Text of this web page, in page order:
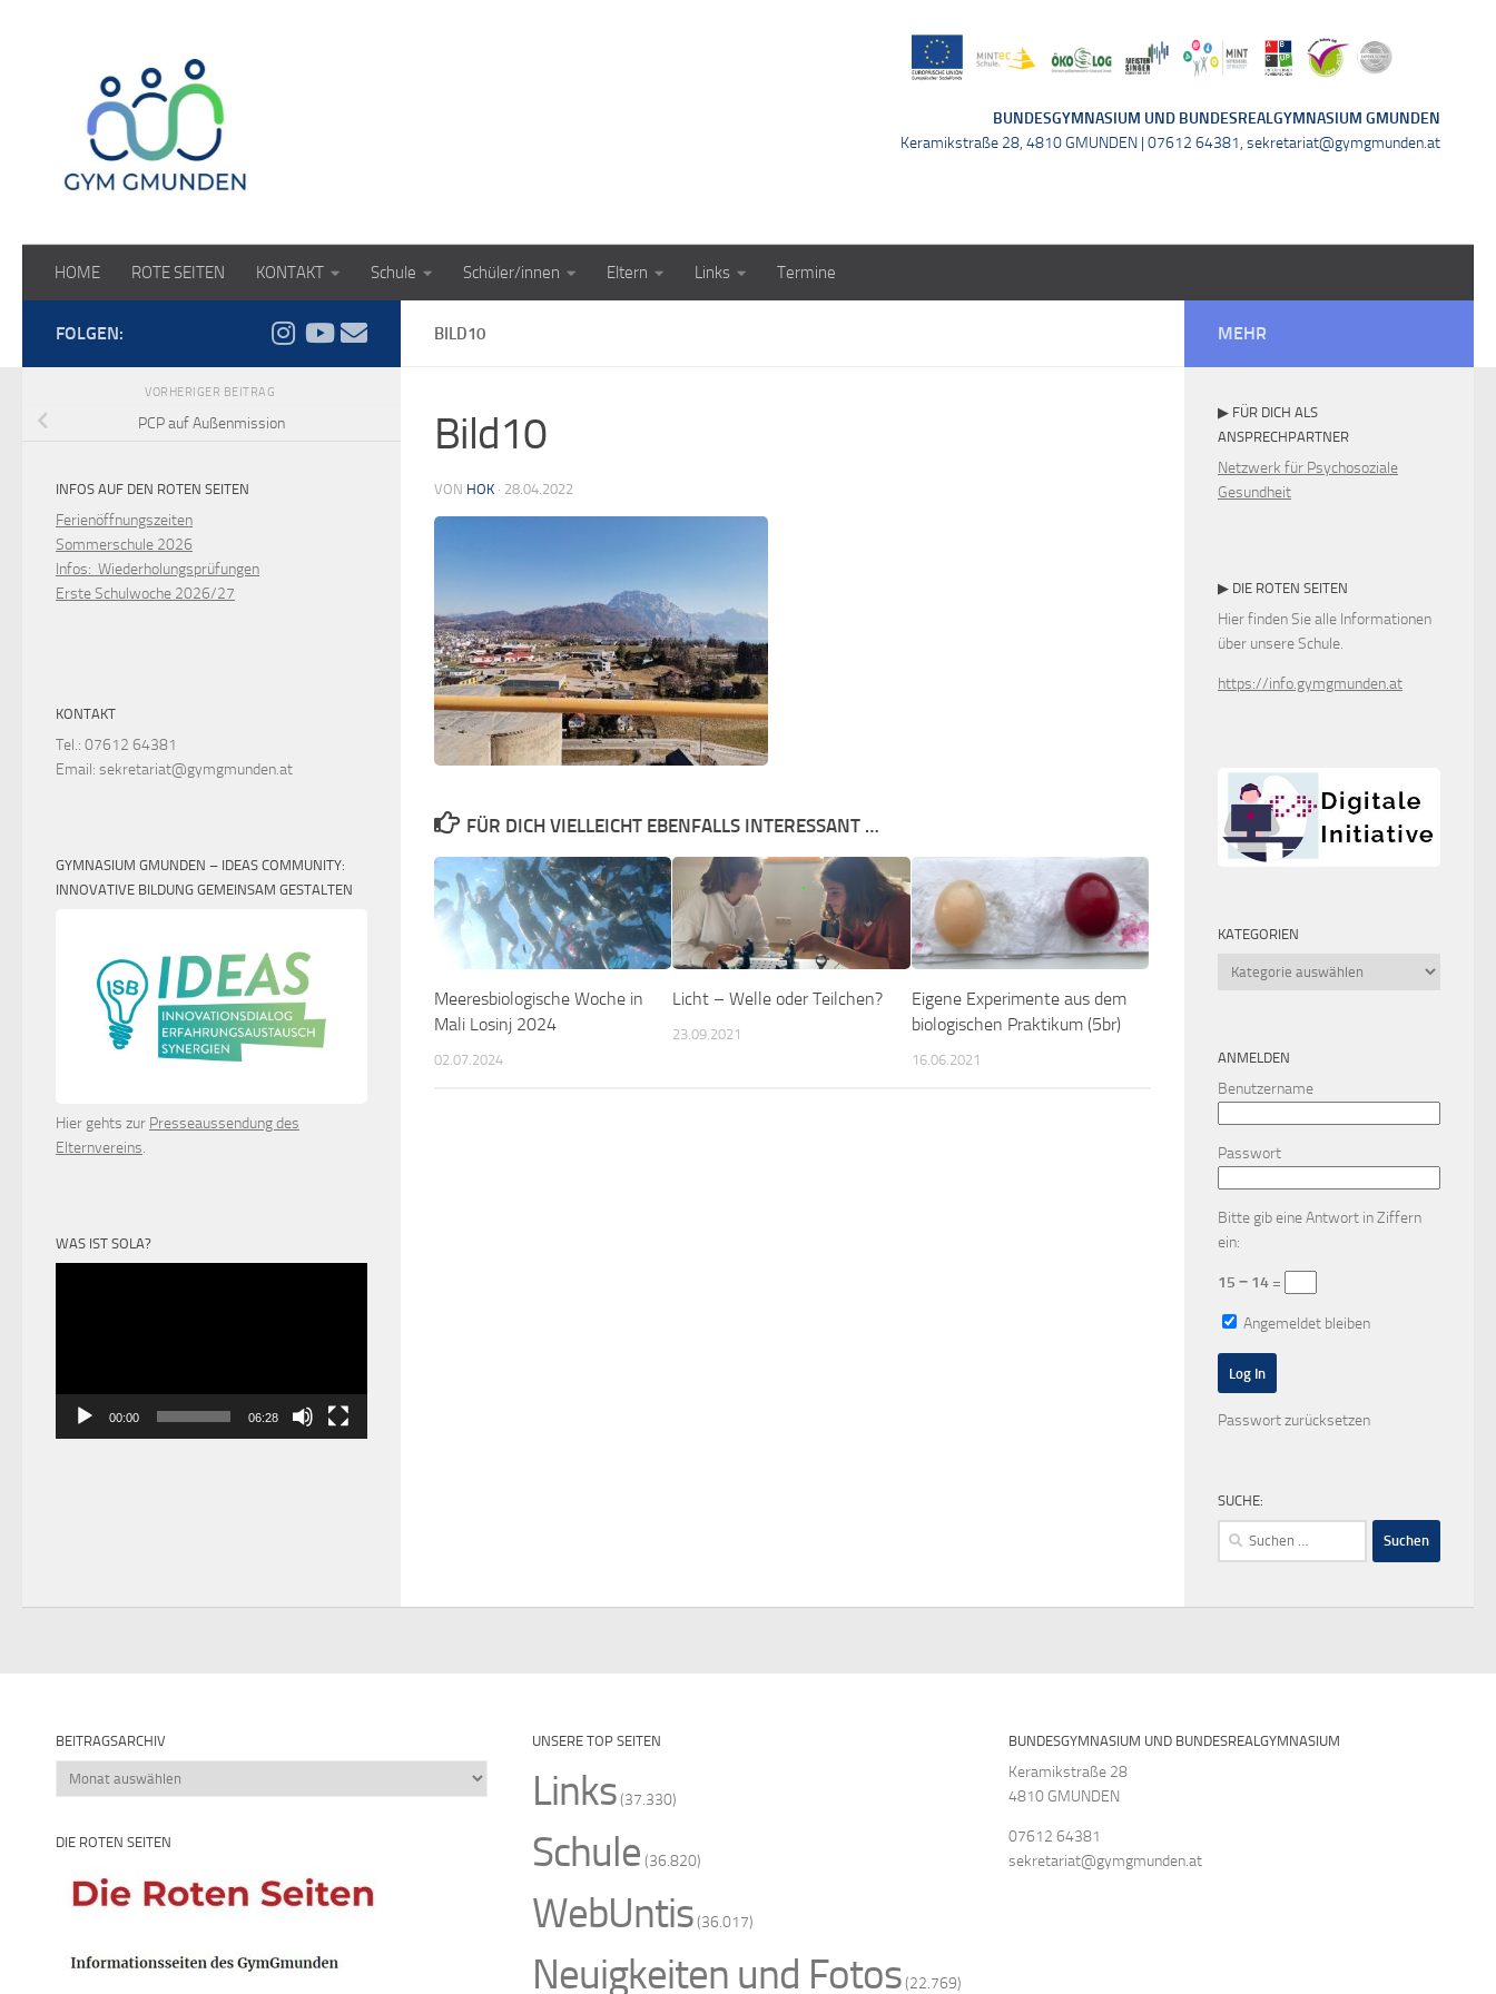
BUNDESGYMNASIUM UND BUNDESREALGYMNASIUM GMUNDEN
Keramikstraße 28, 4810 GMUNDEN | 07612 64381, sekretariat@gymgmunden.at
HOME ROTE SEITEN KONTAKT Schule Schüler/innen Eltern Links Termine
BILD10
Bild10
VON HOK · 28.04.2022
FÜR DICH VIELLEICHT EBENFALLS INTERESSANT …
Meeresbiologische Woche in
Mali Losinj 2024
02.07.2024
Licht – Welle oder Teilchen?
23.09.2021
Eigene Experimente aus dem
biologischen Praktikum (5br)
16.06.2021
FOLGEN:
VORHERIGER BEITRAG
PCP auf Außenmission
INFOS AUF DEN ROTEN SEITEN
Ferienöffnungszeiten
Sommerschule 2026
Infos: Wiederholungsprüfungen
Erste Schulwoche 2026/27
KONTAKT
Tel.: 07612 64381
Email: sekretariat@gymgmunden.at
GYMNASIUM GMUNDEN – IDEAS COMMUNITY:
INNOVATIVE BILDUNG GEMEINSAM GESTALTEN
Hier gehts zur Presseaussendung des
Elternvereins.
WAS IST SOLA?
00:00 06:28
MEHR
▶ FÜR DICH ALS
ANSPRECHPARTNER
Netzwerk für Psychosoziale
Gesundheit
▶ DIE ROTEN SEITEN
Hier finden Sie alle Informationen
über unsere Schule.
https://info.gymgmunden.at
KATEGORIEN
Kategorien
ANMELDEN
Benutzername
Passwort
Bitte gib eine Antwort in Ziffern
ein:
15 − 14 =
Angemeldet bleiben
Passwort zurücksetzen
SUCHE:
Suchen
BEITRAGSARCHIV
Beitragsarchiv
DIE ROTEN SEITEN
UNSERE TOP SEITEN
Links(37.330)
Schule (36.820)
WebUntis(36.017)
Neuigkeiten und Fotos(22.769)
BUNDESGYMNASIUM UND BUNDESREALGYMNASIUM
Keramikstraße 28
4810 GMUNDEN
07612 64381
sekretariat@gymgmunden.at